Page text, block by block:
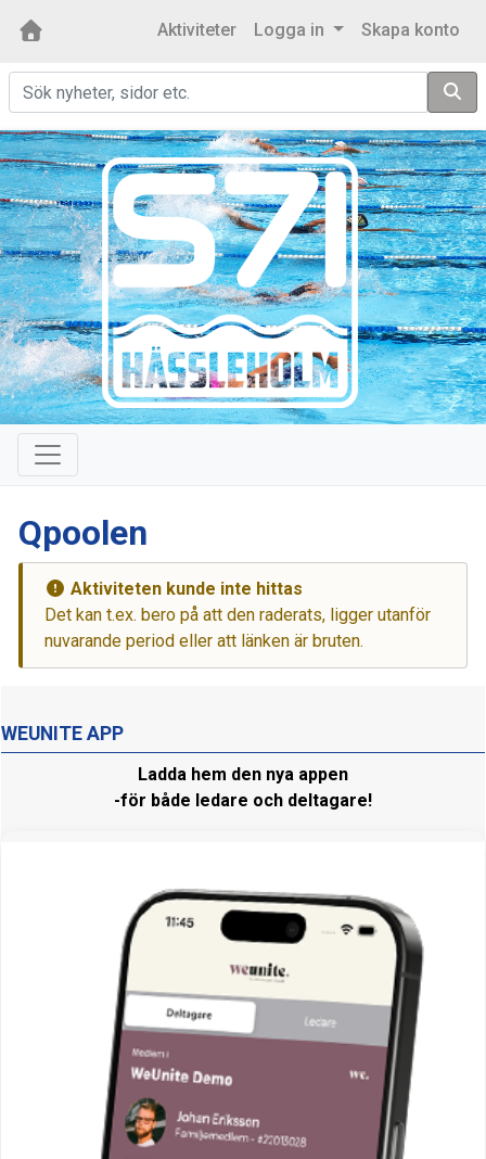
Aktiviteter Logga in Skapa konto
Sök
WEUNITE APP
Ladda hem den nya appen
-för både ledare och deltagare!
Qpoolen
Aktiviteten kunde inte hittas
Det kan t.ex. bero på att den raderats, ligger utanför
nuvarande period eller att länken är bruten.